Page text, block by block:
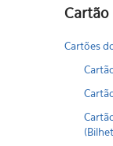
Cartão
Cartões